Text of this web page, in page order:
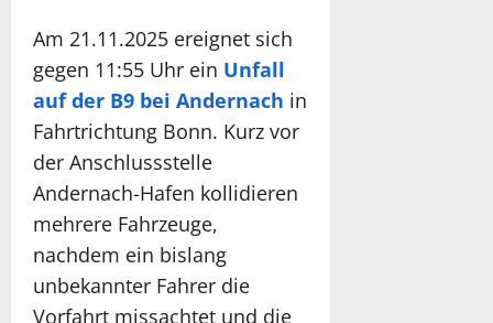
Am 21.11.2025 ereignet sich
gegen 11:55 Uhr ein Unfall
auf der B9 bei Andernach in
Fahrtrichtung Bonn. Kurz vor
der Anschlussstelle
Andernach-Hafen kollidieren
mehrere Fahrzeuge,
nachdem ein bislang
unbekannter Fahrer die
Vorfahrt missachtet und die